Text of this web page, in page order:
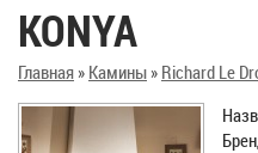
KONYA
Главная» Камины» Richard Le